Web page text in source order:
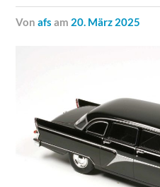
vonafs am 20. März 2025